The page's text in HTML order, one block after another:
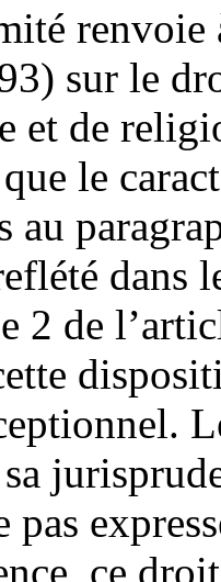
renvoie
sur le
et de
le
au
dans
2 de
pas
ce